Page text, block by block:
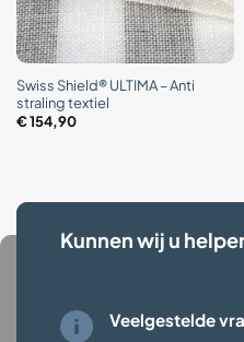
Swiss Shield® ULTIMA – Anti
straling textiel
€154,90
Kunnen wij u
Veelgestelde